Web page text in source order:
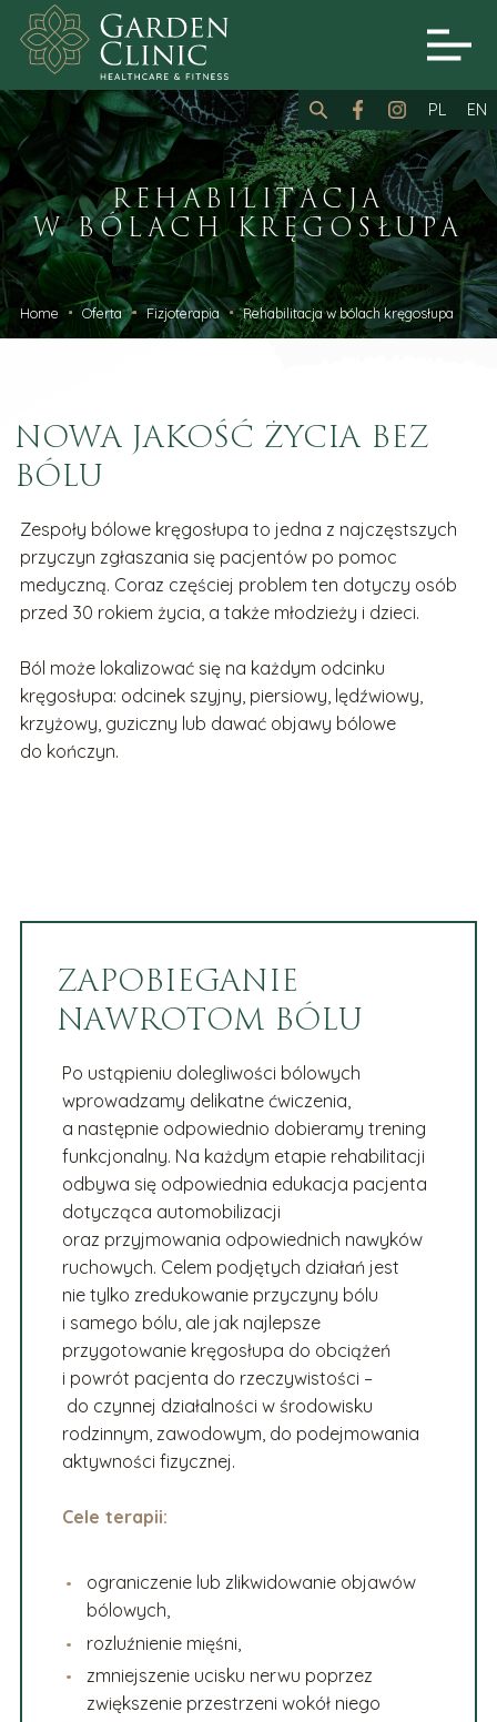
PL EN
REHABILITACJA
W BÓLACH KRĘGOSŁUPA
Home Oferta Fizjoterapia Rehabilitacja w bólach kręgosłupa
NOWA JAKOŚĆ ŻYCIA BEZ
BÓLU
Zespoły bólowe kręgosłupa to jedna z najczęstszych
przyczyn zgłaszania się pacjentów po pomoc
medyczną. Coraz częściej problem ten dotyczy osób
przed 30 rokiem życia, a także młodzieży i dzieci.
Ból może lokalizować się na każdym odcinku
kręgosłupa: odcinek szyjny, piersiowy, lędźwiowy,
krzyżowy, guziczny lub dawać objawy bólowe
do kończyn.
ZAPOBIEGANIE
NAWROTOM BÓLU
Po ustąpieniu dolegliwości bólowych
wprowadzamy delikatne ćwiczenia,
a następnie odpowiednio dobieramy trening
funkcjonalny. Na każdym etapie rehabilitacji
odbywa się odpowiednia edukacja pacjenta
dotycząca automobilizacji
oraz przyjmowania odpowiednich nawyków
ruchowych. Celem podjętych działań jest
nie tylko zredukowanie przyczyny bólu
i samego bólu, ale jak najlepsze
przygotowanie kręgosłupa do obciążeń
i powrót pacjenta do rzeczywistości –
do czynnej działalności w środowisku
rodzinnym, zawodowym, do podejmowania
aktywności fizycznej.
Cele terapii:
ograniczenie lub zlikwidowanie objawów
bólowych,
rozluźnienie mięśni,
zmniejszenie ucisku nerwu poprzez
zwiększenie przestrzeni wokół niego